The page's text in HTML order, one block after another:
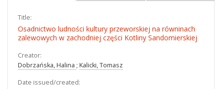
Title:
Osadnictwo ludności kultury przeworskiej na równinach
zalewowych w zachodniej części Kotliny Sandomierskiej
Creator:
Dobrzańska, Halina ; Kalicki, Tomasz
Date issued/created: